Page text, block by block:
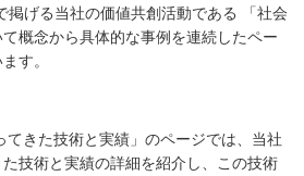
掲げる当社の価値共創活動である 「社会
概念から具体的な事例を連続したペー
す。
てきた技術と実績」のページでは、当社
技術と実績の詳細を紹介し、この技術